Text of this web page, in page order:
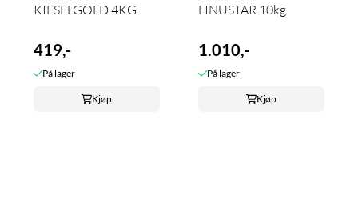
KIESELGOLD 4KG
419,-
På lager
Kjøp
LINUSTAR 10kg
1.010,-
På lager
Kjøp